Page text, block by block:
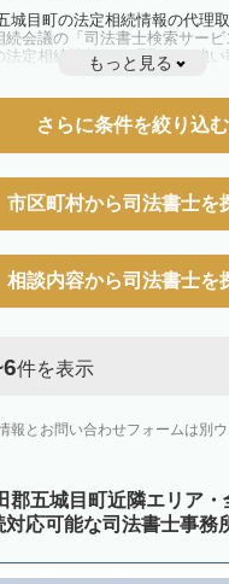
城目町の法定相続情報の代理
続会議の「司法書士検索サー
法定相続情報の代理取得に強
ます。相続のトラブルやお悩み
もっと見る
さらに条件を絞り込む
市区町村から司法書士を
相談内容から司法書士を
件を表示
報とお問い合わせフォームは別
郡五城目町近隣エリア
対応可能な司法書士事務